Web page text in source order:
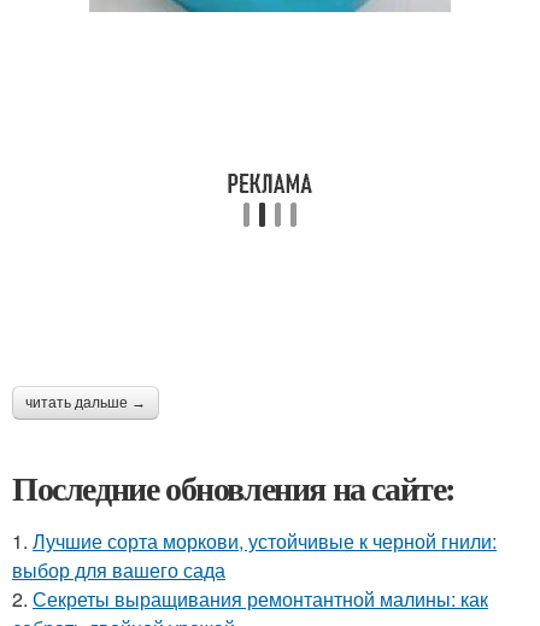
читать дальше →
Последние обновления на сайте:
1. Лучшие сорта моркови, устойчивые к черной гнили:
выбор для вашего сада
2. Секреты выращивания ремонтантной малины: как